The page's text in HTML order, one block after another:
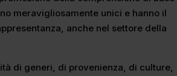
meravigliosamente unici e hanno il
anche nel settore della
di generi, di provenienza, di culture,